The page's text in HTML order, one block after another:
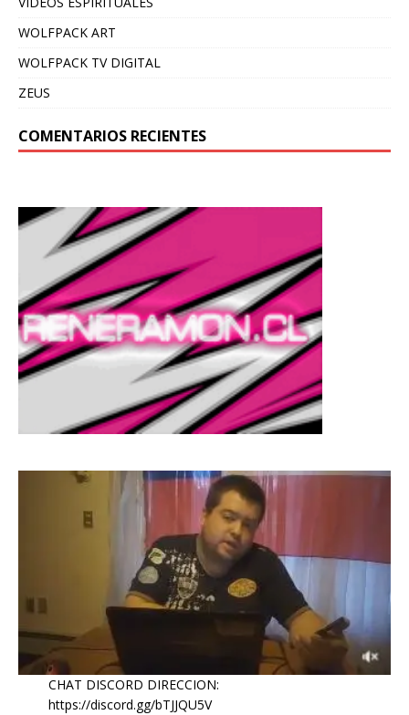
WOLFPACK ART
WOLFPACK TV DIGITAL
ZEUS
COMENTARIOS RECIENTES
CHAT DISCORD DIRECCION:
https://discord.gg/bTJJQU5V